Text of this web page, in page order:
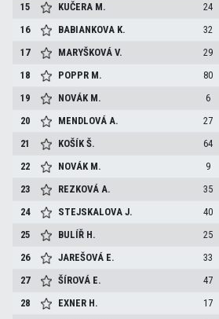
15
KUČERA M. 24
16
BABIANKOVA K. 32
17
MARYŠKOVÁV. 29
18
POPPR M. 80
19
NOVÁK M. 6
20
MENDLOVÁA. 27
21
KOŠÍKŠ. 64
22
NOVÁK M. 9
23
REZKOVÁA. 35
24
STEJSKALOVAJ. 40
25
BULÍŘ H. 25
26
JAREŠOVÁ E. 33
27
ŠÍROVÁ E. 47
28
EXNER H. 17